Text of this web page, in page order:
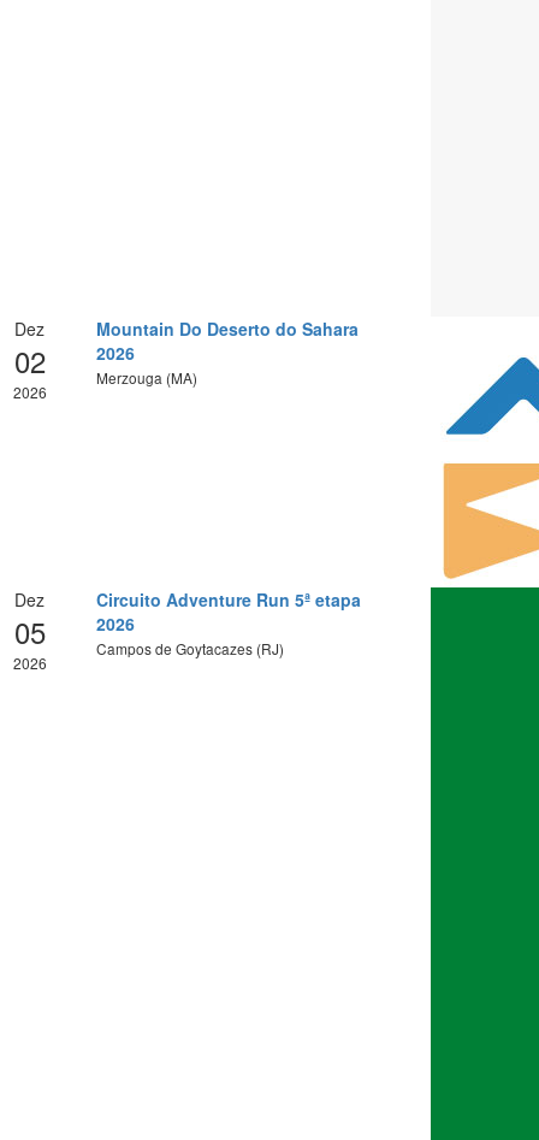
Dez
02
2026
Mountain Do Deserto do Sahara
2026
Merzouga (MA)
Dez
05
2026
Circuito Adventure Run 5ª etapa
2026
Campos de Goytacazes (RJ)